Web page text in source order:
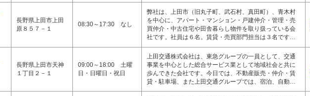
長野県上田市上田
原８５７－１
08:30～17:30 なし
弊社は、上田市（旧丸子町、武石村、真田町）、青木村
を中心に、アパート・マンション・戸建仲介・管理・売
買仲介・中古住宅や田舎暮らし物件を取り扱っている会
社です。社員は６名。賃貸・売買部門担当は３名です…
長野県上田市天神
１丁目２－１
09:00～18:00 土曜
日・日曜日・祝日
上田交通株式会社は、東急グループの一員として、交通
事業を中心とした総合サービス業として地域社会と共に
歩んできた会社です。今日では、不動産販売・仲介・賃
貸・駐車場、また上田交通グループでは、宿泊、自動…